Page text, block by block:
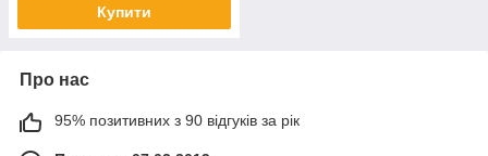
Купити
Про нас
95% позитивних з 90 відгуків за рік